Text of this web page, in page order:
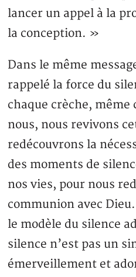
lancer un appel à la
la conception. »
Dans le même
rappelé la force du
chaque crèche, même
nous, nous revivons
redécouvrons la
des moments de
nos vies, pour nous
communion avec
le modèle du silence
silence n’est pas un
émerveillement et